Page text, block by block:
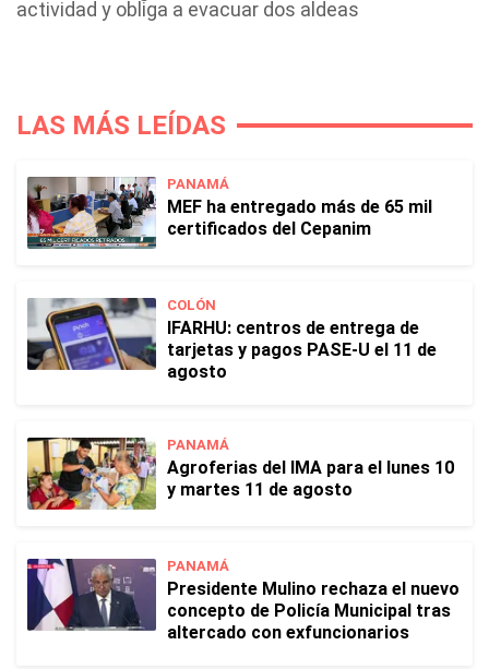
actividad y obliga a evacuar dos aldeas
LAS MÁS LEÍDAS
PANAMÁ
MEF ha entregado más de 65 mil
certificados del Cepanim
COLÓN
IFARHU: centros de entrega de
tarjetas y pagos PASE-U el 11 de
agosto
PANAMÁ
Agroferias del IMA para el lunes 10
y martes 11 de agosto
PANAMÁ
Presidente Mulino rechaza el nuevo
concepto de Policía Municipal tras
altercado con exfuncionarios